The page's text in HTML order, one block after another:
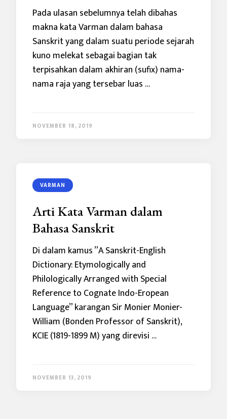
Pada ulasan sebelumnya telah dibahas
makna kata Varman dalam bahasa
Sanskrit yang dalam suatu periode sejarah
kuno melekat sebagai bagian tak
terpisahkan dalam akhiran (sufix) nama-
nama raja yang tersebar luas …
NOVEMBER 18, 2019
VARMAN
Arti Kata Varman dalam
Bahasa Sanskrit
Di dalam kamus ”A Sanskrit-English
Dictionary: Etymologically and
Philologically Arranged with Special
Reference to Cognate Indo-Eropean
Language” karangan Sir Monier Monier-
William (Bonden Professor of Sanskrit),
KCIE (1819-1899 M) yang direvisi …
NOVEMBER 13, 2019